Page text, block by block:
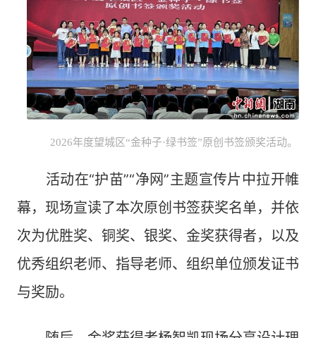
2026年度望城区“金种子·绿书签”原创书签颁奖活动。
活动在“护苗”“净网”主题宣传片中拉开帷
幕，现场宣读了本次原创书签获奖名单，并依
次为优胜奖、铜奖、银奖、金奖获得者，以及
优秀组织老师、指导老师、组织单位颁发证书
与奖励。